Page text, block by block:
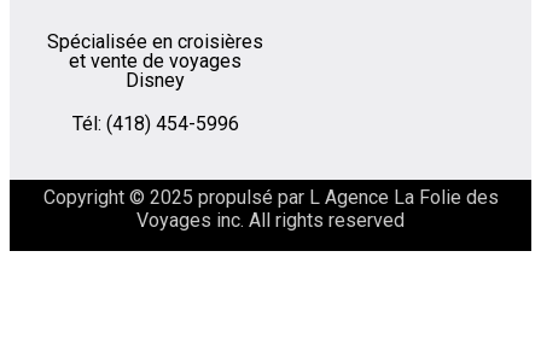
Spécialisée en croisières
et vente de voyages
Disney
Tél: (418) 454-5996
Copyright © 2025 propulsé par L Agence La Folie des
Voyages inc. All rights reserved